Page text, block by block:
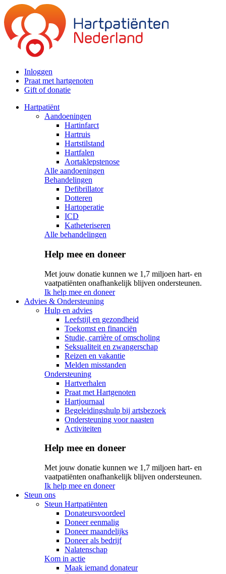
Inloggen
Praat met hartgenoten
Gift of donatie
Hartpatiënt
Aandoeningen
Hartinfarct
Hartruis
Hartstilstand
Hartfalen
Aortaklepstenose
Alle aandoeningen
Behandelingen
Defibrillator
Dotteren
Hartoperatie
ICD
Katheteriseren
Alle behandelingen
Help mee en doneer
Met jouw donatie kunnen we 1,7 miljoen hart- en
vaatpatiënten onafhankelijk blijven ondersteunen.
Ik help mee en doneer
Advies & Ondersteuning
Hulp en advies
Leefstijl en gezondheid
Toekomst en financiën
Studie, carrière of omscholing
Seksualiteit en zwangerschap
Reizen en vakantie
Melden misstanden
Ondersteuning
Hartverhalen
Praat met Hartgenoten
Hartjournaal
Begeleidingshulp bij artsbezoek
Ondersteuning voor naasten
Activiteiten
Help mee en doneer
Met jouw donatie kunnen we 1,7 miljoen hart- en
vaatpatiënten onafhankelijk blijven ondersteunen.
Ik help mee en doneer
Steun ons
Steun Hartpatiënten
Donateursvoordeel
Doneer eenmalig
Doneer maandelijks
Doneer als bedrijf
Nalatenschap
Kom in actie
Maak iemand donateur